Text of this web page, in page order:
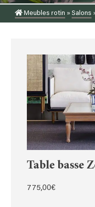
Meubles rotin » Salons
Table basse
775,00€